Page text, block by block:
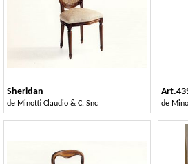
Sheridan
de Minotti Claudio & C. Snc de